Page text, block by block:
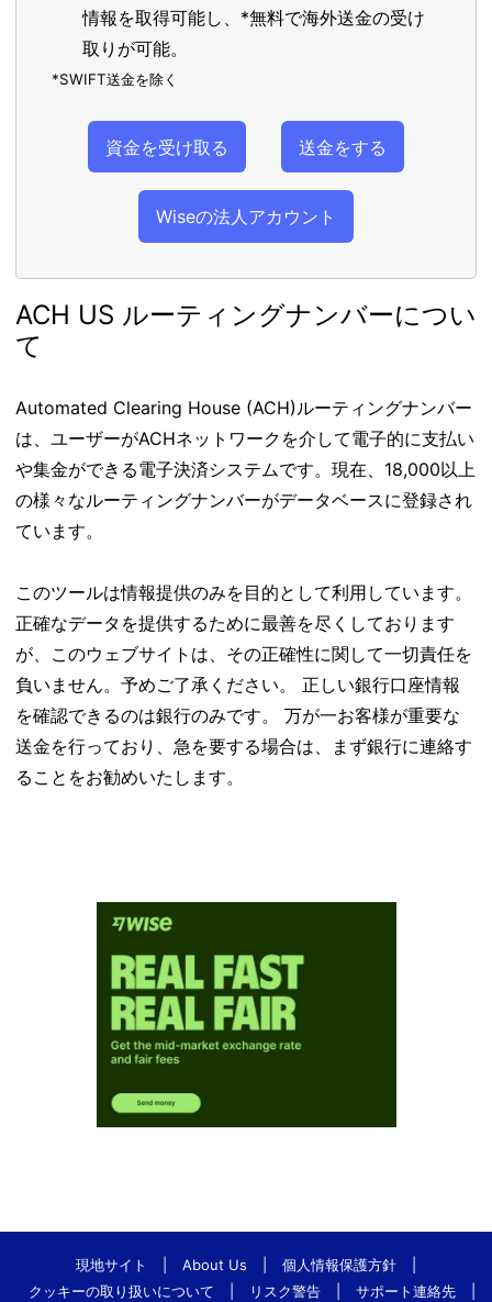
情報を取得可能し、*無料で海外送金の受け
取りが可能。
*SWIFT送金を除く
資金を受け取る 送金をする
Wiseの法人アカウント
ACH US ルーティングナンバーについ
て
Automated Clearing House (ACH)ルーティングナンバー
は、ユーザーがACHネットワークを介して電子的に支払い
や集金ができる電子決済システムです。現在、18,000以上
の様々なルーティングナンバーがデータベースに登録され
ています。
このツールは情報提供のみを目的として利用しています。
正確なデータを提供するために最善を尽くしております
が、このウェブサイトは、その正確性に関して一切責任を
負いません。予めご了承ください。 正しい銀行口座情報
を確認できるのは銀行のみです。 万が一お客様が重要な
送金を行っており、急を要する場合は、まず銀行に連絡す
ることをお勧めいたします。
現地サイト About Us 個人情報保護方針
クッキーの取り扱いについて
リスク警告 サポート連絡先